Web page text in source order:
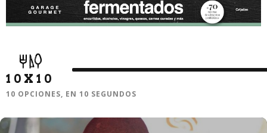
10X10
10 OPCIONES, EN 10 SEGUNDOS